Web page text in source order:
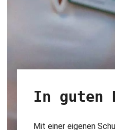
In guten
Mit einer eigenen